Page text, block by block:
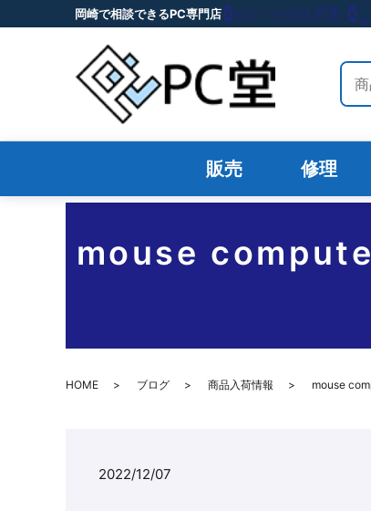
岡崎で相談できるPC専門店
サイ
販売 修理
mouse
HOME ブログ 商品入荷情報 mouse
2022/12/07